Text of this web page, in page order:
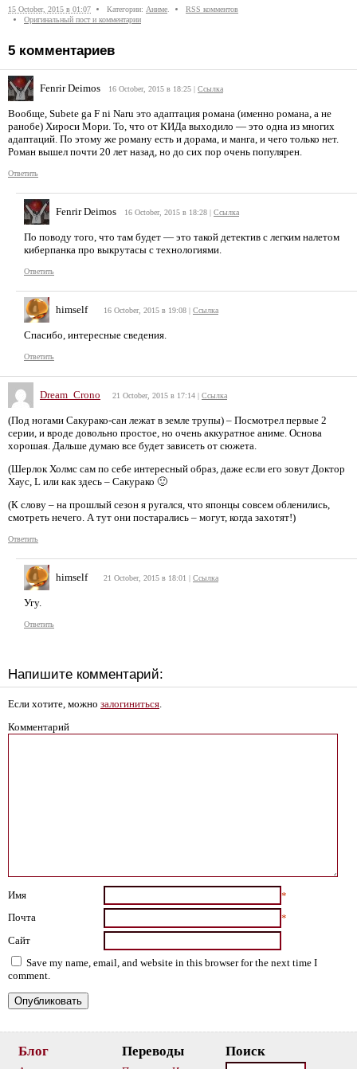
15 October, 2015 в 01:07 Категории: Аниме
RSS комментов
Оригинальный пост и комментарии
5 комментариев
Fenrir Deimos 16 October, 2015 в 18:25 | Ссылка
Вообще, Subete ga F ni Naru это адаптация романа (именно романа, а не
ранобе) Хироси Мори. То, что от КИДа выходило — это одна из многих
адаптаций. По этому же роману есть и дорама, и манга, и чего только нет.
Роман вышел почти 20 лет назад, но до сих пор очень популярен.
Ответить
Fenrir Deimos 16 October, 2015 в 18:28 | Ссылка
По поводу того, что там будет — это такой детектив с легким налетом
киберпанка про выкрутасы с технологиями.
Ответить
himself 16 October, 2015 в 19:08 | Ссылка
Спасибо, интересные сведения.
Ответить
Dream_Crono 21 October, 2015 в 17:14 | Ссылка
(Под ногами Сакурако-сан лежат в земле трупы) – Посмотрел первые 2
серии, и вроде довольно простое, но очень аккуратное аниме. Основа
хорошая. Дальше думаю все будет зависеть от сюжета.
(Шерлок Холмс сам по себе интересный образ, даже если его зовут Доктор
Хаус, L или как здесь – Сакурако 🙂
(К слову – на прошлый сезон я ругался, что японцы совсем обленились,
смотреть нечего. А тут они постарались – могут, когда захотят!)
Ответить
himself 21 October, 2015 в 18:01 | Ссылка
Угу.
Ответить
Напишите комментарий:
Если хотите, можно залогиниться
Комментарий
Имя
*
Почта
*
Сайт
Save my name, email, and website in this browser for the next time I
comment.
Блог Переводы Поиск